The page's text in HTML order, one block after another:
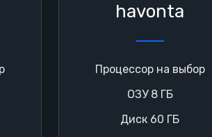
havonta
Процессор на выбор
ОЗУ 8 ГБ
Диск 60 ГБ